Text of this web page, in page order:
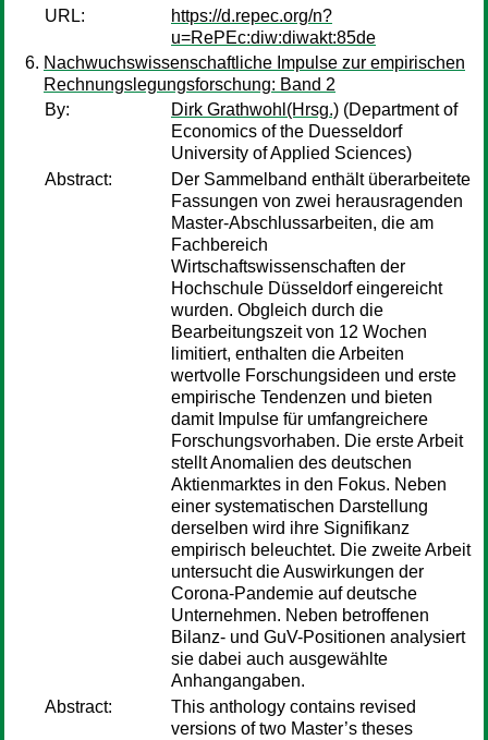
URL:
https://d.repec.org/n?
u=RePEc:diw:diwakt:85de
Nachwuchswissenschaftliche Impulse zur empirischen
Rechnungslegungsforschung: Band 2
By:
Dirk Grathwohl(Hrsg.) (Department of
Economics of the Duesseldorf
University of Applied Sciences)
Abstract:
Der Sammelband enthält überarbeitete
Fassungen von zwei herausragenden
Master-Abschlussarbeiten, die am
Fachbereich
Wirtschaftswissenschaften der
Hochschule Düsseldorf eingereicht
wurden. Obgleich durch die
Bearbeitungszeit von 12 Wochen
limitiert, enthalten die Arbeiten
wertvolle Forschungsideen und erste
empirische Tendenzen und bieten
damit Impulse für umfangreichere
Forschungsvorhaben. Die erste Arbeit
stellt Anomalien des deutschen
Aktienmarktes in den Fokus. Neben
einer systematischen Darstellung
derselben wird ihre Signifikanz
empirisch beleuchtet. Die zweite Arbeit
untersucht die Auswirkungen der
Corona-Pandemie auf deutsche
Unternehmen. Neben betroffenen
Bilanz- und GuV-Positionen analysiert
sie dabei auch ausgewählte
Anhangangaben.
Abstract:
This anthology contains revised
versions of two Master’s theses